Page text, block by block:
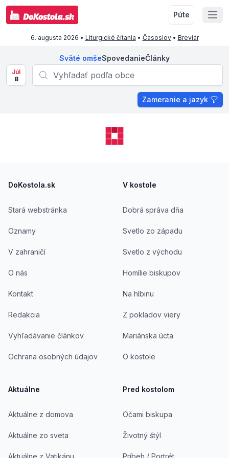
Púte
6. augusta 2026 • Liturgické čítania • Časoslov• Breviár
Sväté omšeSpovedanieČlánky
Júl
8
Zameranie a jazyk
DoKostola.sk
Stará webstránka
Oznamy
V zahraničí
O nás
Kontakt
Redakcia
Vyhľadávanie článkov
Ochrana osobných údajov
Aktuálne
Aktuálne z domova
Aktuálne zo sveta
Aktuálne z Vatikánu
V kostole
Dobrá správa dňa
Svetlo zo západu
Svetlo z východu
Homílie biskupov
Na hlbinu
Z pokladov viery
Mariánska úcta
O kostole
Pred kostolom
Očami biskupa
Životný štýl
Príbeh / Portrét